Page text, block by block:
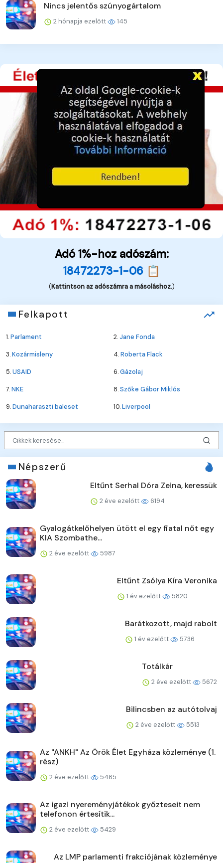
Nincs jelentős szúnyogártalom
2 hónapja ezelőtt 145
Adó 1%-hoz adószám:
18472273-1-06 📋
(Kattintson az adószámra a másoláshoz.)
Felkapott
1.Parlament 2.Jane Fonda
3.Kozármisleny 4.Roberta Flack
5.USAID 6.Gázolaj
7.NKE 8.Szőke Gábor Miklós
9.Dunaharaszti baleset 10.Liverpool
Népszerű
Eltűnt Serhal Dóra Zeina, keressük
2 éve ezelőtt 6194
Gyalogátkelőhelyen ütött el egy fiatal nőt egy
KIA Szombathe...
2 éve ezelőtt 5987
Eltűnt Zsólya Kíra Veronika
1 év ezelőtt 5820
Barátkozott, majd rabolt
1 év ezelőtt 5736
Totálkár
2 éve ezelőtt 5672
Bilincsben az autótolvaj
2 éve ezelőtt 5513
Az "ANKH" Az Örök Élet Egyháza közleménye (1.
rész)
2 éve ezelőtt 5465
Az igazi nyereményjátékok győzteseit nem
telefonon értesítik...
2 éve ezelőtt 5429
Az LMP parlamenti frakciójának közleménye